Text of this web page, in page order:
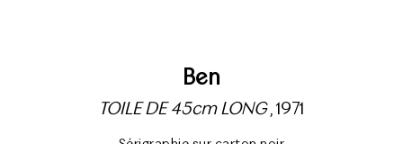
Ben
TOILE DE 45cm LONG, 1971